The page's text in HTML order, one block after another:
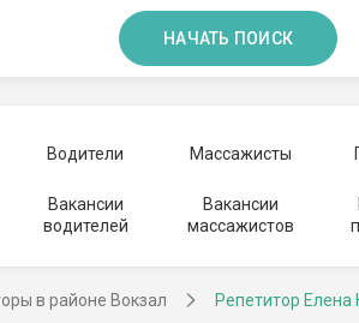
НАЧАТЬ ПОИСК
Водители Массажисты
Вакансии
водителей
Вакансии
массажистов
в районе Вокзал Репетитор Елена